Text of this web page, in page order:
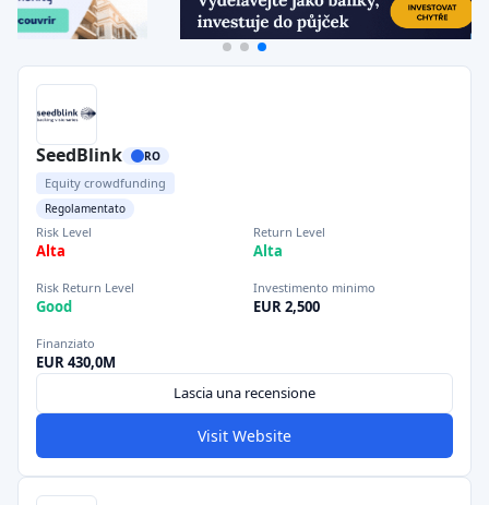
SeedBlink RO
Equity crowdfunding
Regolamentato
Risk Level
Alta
Return Level
Alta
Risk Return Level
Good
Investimento minimo
EUR 2,500
Finanziato
EUR 430,0M
Lascia una recensione
Visit Website